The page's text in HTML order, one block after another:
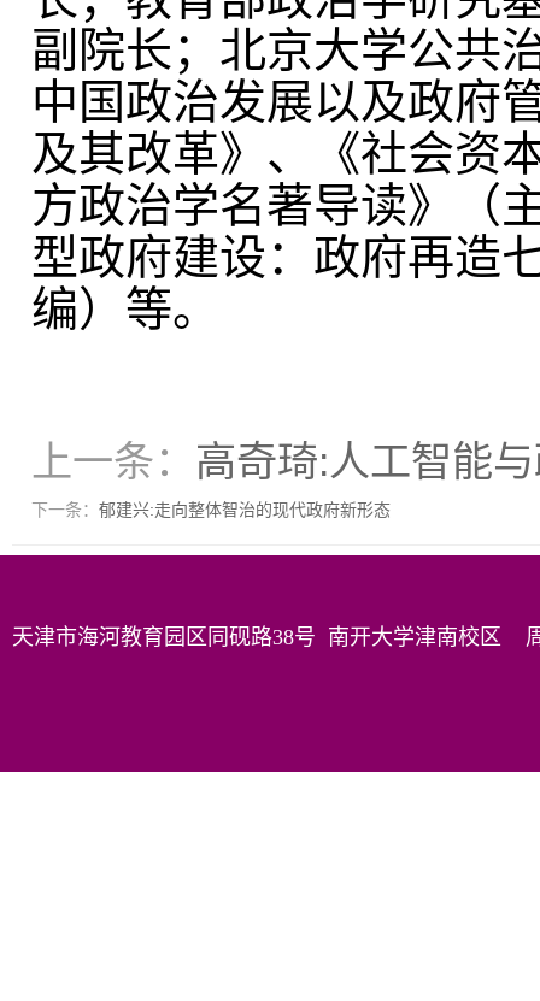
副院长；北京大学公共
中国政治发展以及政府
及其改革》、《社会资
方政治学名著导读》（
型政府建设：政府再造
编）等。
上一条： 高奇琦:人工智能
下一条： 郁建兴:走向整体智治的现代政府新形态
天津市海河教育园区同砚路38号 南开大学津南校区